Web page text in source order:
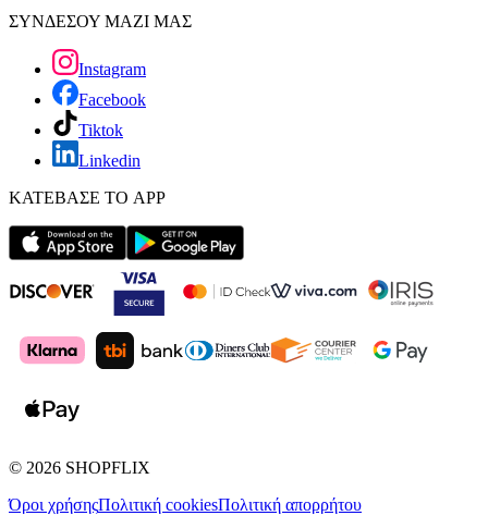
ΣΥΝΔΕΣΟΥ ΜΑΖΙ ΜΑΣ
Instagram
Facebook
Tiktok
Linkedin
ΚΑΤΕΒΑΣΕ ΤΟ APP
© 2026 SHOPFLIX
Όροι χρήσηςΠολιτική cookiesΠολιτική απορρήτου